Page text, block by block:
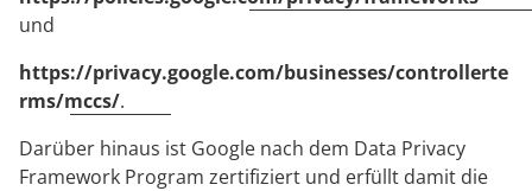
und
https://privacy.google.com/businesses/controllerte
rms/mccs/.
Darüber hinaus ist Google nach dem Data Privacy
Framework Program zertifiziert und erfüllt damit die